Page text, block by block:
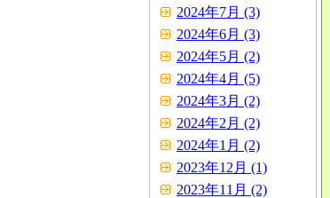
2024年7月 (3)
2024年6月 (3)
2024年5月 (2)
2024年4月 (5)
2024年3月 (2)
2024年2月 (2)
2024年1月 (2)
2023年12月 (1)
2023年11月 (2)